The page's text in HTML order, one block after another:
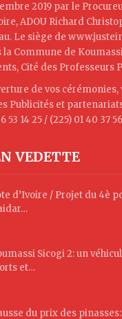
2019 par le
ADOU Richard
Le siège de
Commune de
Cité des Professeurs
de vos cérémonies,
Publicités et
53 14 25 / (225) 01 40 37
VEDETTE
d’Ivoire / Projet du 4è
Sicogi 2: un
et…
du prix des